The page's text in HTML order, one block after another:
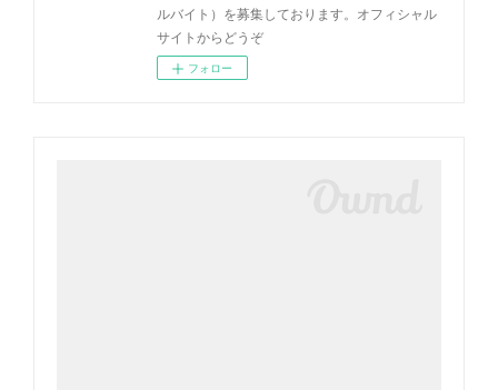
ルバイト）を募集しております。オフィシャル
サイトからどうぞ
フォロー